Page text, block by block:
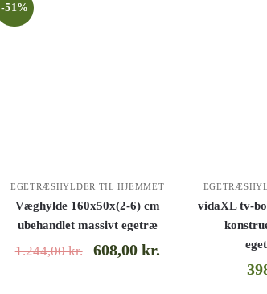
-51%
EGETRÆSHYLDER TIL HJEMMET
Væghylde 160x50x(2-6) cm
ubehandlet massivt egetræ
1.244,00kr. 608,00 kr.
vidaXL tv-